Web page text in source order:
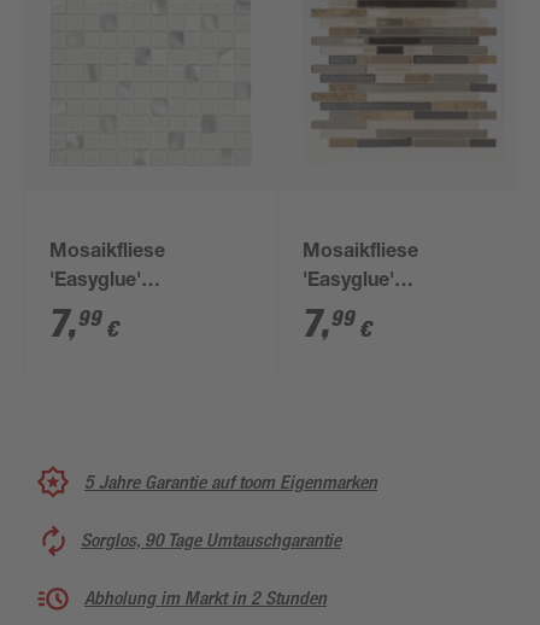
Mosaikfliese
'Easyglue'
selbstklebend Glas
aluminiumfarben/weiß
7,99 €
Mosaikfliese
'Easyglue'
selbstklebend
Glas/Naturstein beige
7,99 €
5 Jahre Garantie auf toom Eigenmarken
Sorglos, 90 Tage Umtauschgarantie
Abholung im Markt in 2 Stunden